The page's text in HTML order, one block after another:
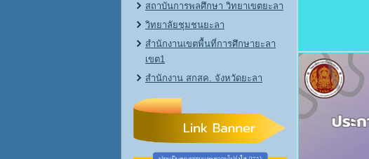
สถาบันการพลศึกษา วิทยาเขตยะลา
วิทยาลัยชุมชนยะลา
สำนักงานเขตพื้นที่การศึกษายะลา
เขต1
สำนักงาน สกสค. จังหวัดยะลา